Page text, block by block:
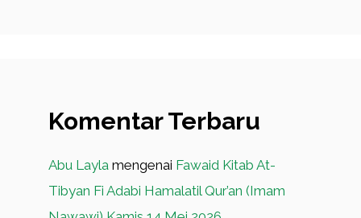
Komentar Terbaru
Abu Layla mengenai Fawaid Kitab At-
Tibyan Fi Adabi Hamalatil Qur’an (Imam